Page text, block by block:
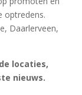
optredens.
Daarlerveen,
locaties,
nieuws.